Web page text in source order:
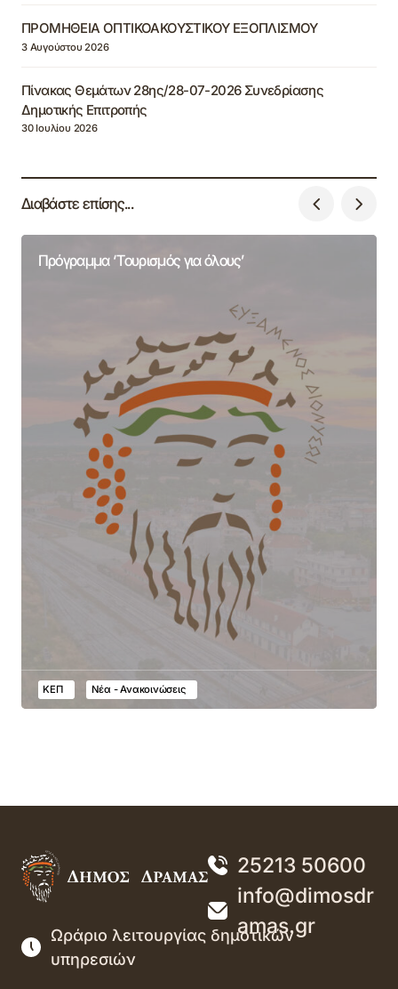
ΠΡΟΜΗΘΕΙΑ ΟΠΤΙΚΟΑΚΟΥΣΤΙΚΟΥ ΕΞΟΠΛΙΣΜΟΥ
3 Αυγούστου 2026
Πίνακας Θεμάτων 28ης/28-07-2026 Συνεδρίασης
Δημοτικής Επιτροπής
30 Ιουλίου 2026
Διαβάστε επίσης...
Πρόγραμμα ‘Τουρισμός για όλους’
ΚΕΠ Νέα - Ανακοινώσεις
25213 50600
info@dimosdr
amas.gr
Ωράριο λειτουργίας δημοτικών
υπηρεσιών